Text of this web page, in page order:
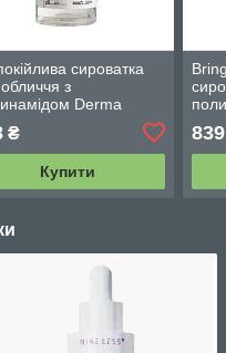
сироватка
з
Derma
Niacinamide 20%
80 мл
₴
Купити
839